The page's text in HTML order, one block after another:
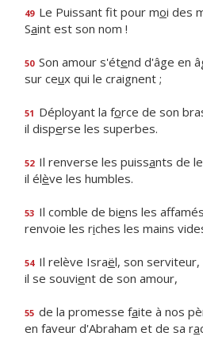
49 Le Puissant fit pour moi des
Saint est son nom !
50 Son amour s'étend d'âge en
sur ceux qui le craignent ;
51 Déployant la force de son
il disperse les superbes.
52 Il renverse les puissants de
il élève les humbles.
53 Il comble de biens les
renvoie les riches les mains
54 Il relève Israël, son serviteur,
il se souvient de son amour,
55 de la promesse faite à nos
en faveur d'Abraham et de sa ra